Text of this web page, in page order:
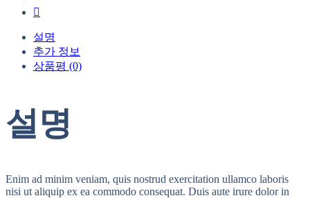
설명
추가 정보
상품평 (0)
설명
Enim ad minim veniam, quis nostrud exercitation ullamco laboris
nisi ut aliquip ex ea commodo consequat. Duis aute irure dolor in